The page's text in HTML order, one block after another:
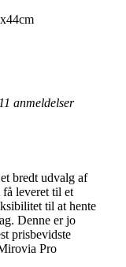
11 anmeldelser
bredt udvalg af
få leveret til et
til at hente
Denne er jo
prisbevidste
Pro